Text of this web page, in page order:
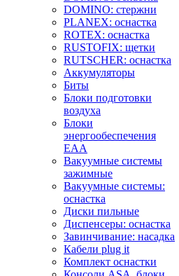
DOMINO: стержни
PLANEX: оснастка
ROTEX: оснастка
RUSTOFIX: щетки
RUTSCHER: оснастка
Аккумуляторы
Биты
Блоки подготовки
воздуха
Блоки
энергообеспечения
EAA
Вакуумные системы
зажимные
Вакуумные системы:
оснастка
Диски пильные
Диспенсеры: оснастка
Завинчивание: насадка
Кабели plug it
Комплект оснастки